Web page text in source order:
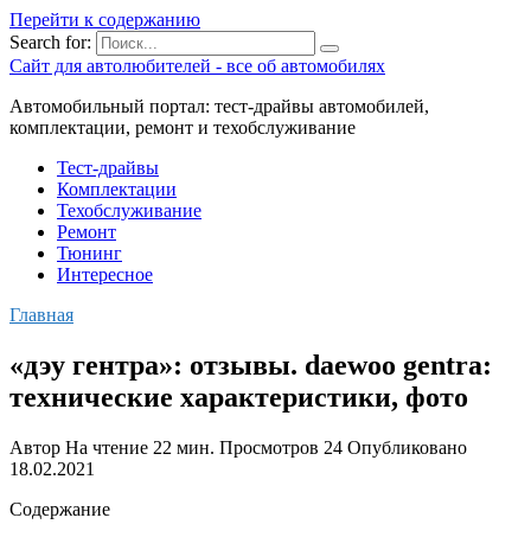
Перейти к содержанию
Search for:
Сайт для автолюбителей - все об автомобилях
Автомобильный портал: тест-драйвы автомобилей,
комплектации, ремонт и техобслуживание
Тест-драйвы
Комплектации
Техобслуживание
Ремонт
Тюнинг
Интересное
Главная
«дэу гентра»: отзывы. daewoo gentra:
технические характеристики, фото
Автор На чтение 22 мин. Просмотров 24 Опубликовано
18.02.2021
Содержание